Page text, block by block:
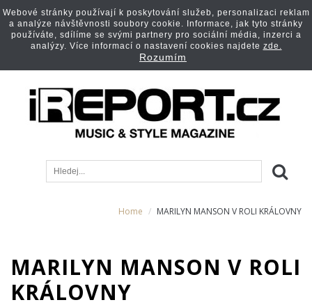
Home MARILYN MANSON V ROLI KRÁLOVNY
MARILYN MANSON V ROLI
KRÁLOVNY
Webové stránky používají k poskytování služeb, personalizaci reklam
a analýze návštěvnosti soubory cookie. Informace, jak tyto stránky
používáte, sdílíme se svými partnery pro sociální média, inzerci a
analýzy. Více informací o nastavení cookies najdete zde.
Rozumím